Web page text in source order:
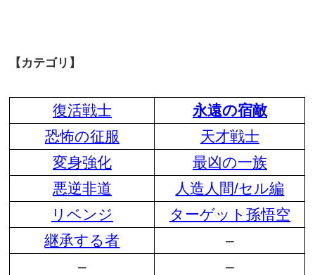
【カテゴリ】
復活戦士
永遠の宿敵
恐怖の征服
天才戦士
変身強化
最凶の一族
悪逆非道
人造人間/セル編
リベンジ
ターゲット孫悟空
継承する者
–
–
–